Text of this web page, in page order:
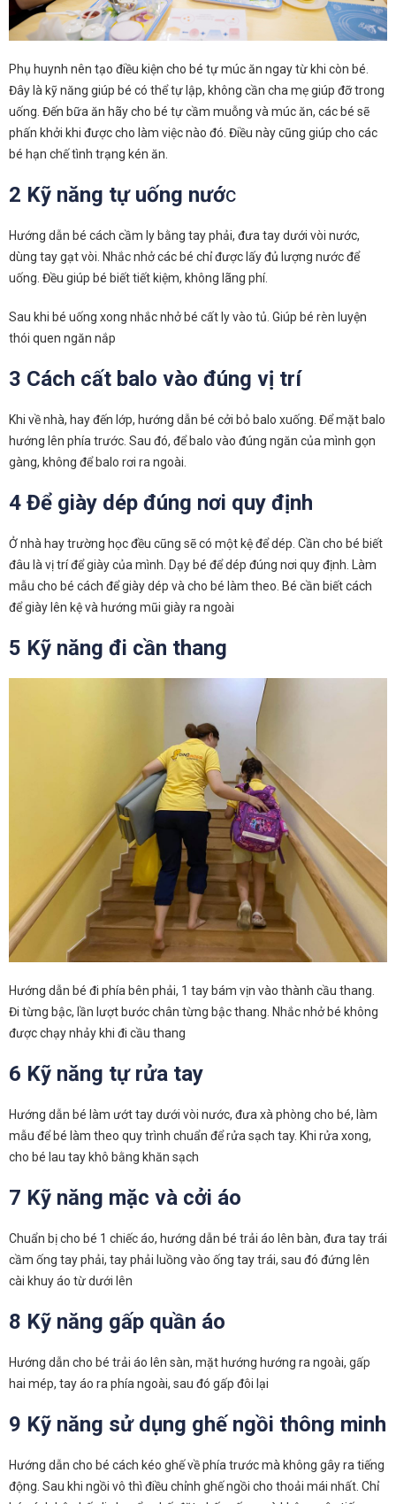
Phụ huynh nên tạo điều kiện cho bé tự múc ăn ngay từ khi còn bé.
Đây là kỹ năng giúp bé có thể tự lập, không cần cha mẹ giúp đỡ trong
uống. Đến bữa ăn hãy cho bé tự cầm muỗng và múc ăn, các bé sẽ
phấn khởi khi được cho làm việc nào đó. Điều này cũng giúp cho các
bé hạn chế tình trạng kén ăn.
2 Kỹ năng tự uống nước
Hướng dẫn bé cách cầm ly bằng tay phải, đưa tay dưới vòi nước,
dùng tay gạt vòi. Nhắc nhở các bé chỉ được lấy đủ lượng nước để
uống. Đều giúp bé biết tiết kiệm, không lãng phí.
Sau khi bé uống xong nhắc nhở bé cất ly vào tủ. Giúp bé rèn luyện
thói quen ngăn nắp
3 Cách cất balo vào đúng vị trí
Khi về nhà, hay đến lớp, hướng dẫn bé cởi bỏ balo xuống. Để mặt balo
hướng lên phía trước. Sau đó, để balo vào đúng ngăn của mình gọn
gàng, không để balo rơi ra ngoài.
4 Để giày dép đúng nơi quy định
Ở nhà hay trường học đều cũng sẽ có một kệ để dép. Cần cho bé biết
đâu là vị trí để giày của mình. Dạy bé để dép đúng nơi quy định. Làm
mẫu cho bé cách để giày dép và cho bé làm theo. Bé cần biết cách
để giày lên kệ và hướng mũi giày ra ngoài
5 Kỹ năng đi cần thang
Hướng dẫn bé đi phía bên phải, 1 tay bám vịn vào thành cầu thang.
Đi từng bậc, lần lượt bước chân từng bậc thang. Nhắc nhở bé không
được chạy nhảy khi đi cầu thang
6 Kỹ năng tự rửa tay
Hướng dẫn bé làm ướt tay dưới vòi nước, đưa xà phòng cho bé, làm
mẫu để bé làm theo quy trình chuẩn để rửa sạch tay. Khi rửa xong,
cho bé lau tay khô bằng khăn sạch
7 Kỹ năng mặc và cởi áo
Chuẩn bị cho bé 1 chiếc áo, hướng dẫn bé trải áo lên bàn, đưa tay trái
cầm ống tay phải, tay phải luồng vào ống tay trái, sau đó đứng lên
cài khuy áo từ dưới lên
8 Kỹ năng gấp quần áo
Hướng dẫn cho bé trải áo lên sàn, mặt hướng hướng ra ngoài, gấp
hai mép, tay áo ra phía ngoài, sau đó gấp đôi lại
9 Kỹ năng sử dụng ghế ngồi thông minh
Hướng dẫn cho bé cách kéo ghế về phía trước mà không gây ra tiếng
động. Sau khi ngồi vô thì điều chỉnh ghế ngồi cho thoải mái nhất. Chỉ